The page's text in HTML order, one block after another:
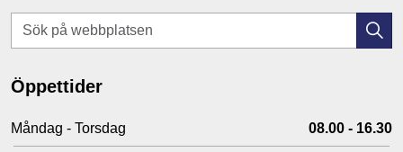
Öppettider
Måndag - Torsdag 08.00 - 16.30